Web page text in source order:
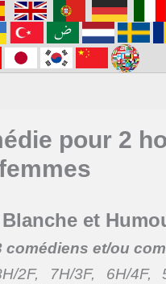
pour 2
et
comédiens et/ou
2F, 7H/3F, 6H/4F,